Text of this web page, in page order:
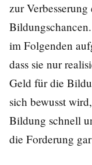
zur
im Folgenden
dass sie nur
Geld für die
sich bewusst
Bildung schnell
die Forderung